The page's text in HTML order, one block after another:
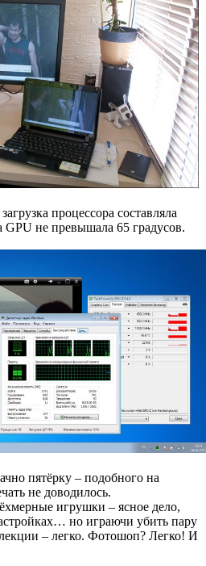
процессора составляла
GPU не превышала 65 градусов.
пятёрку – подобного на
не доводилось.
игрушки – ясное дело,
но играючи убить пару
– легко. Фотошоп? Легко! И